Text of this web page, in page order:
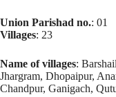
Union Parishad no.: 01
Villages: 23
Name of villages:
Jhargram, Dhopaipur,
Chandpur, Ganigach,